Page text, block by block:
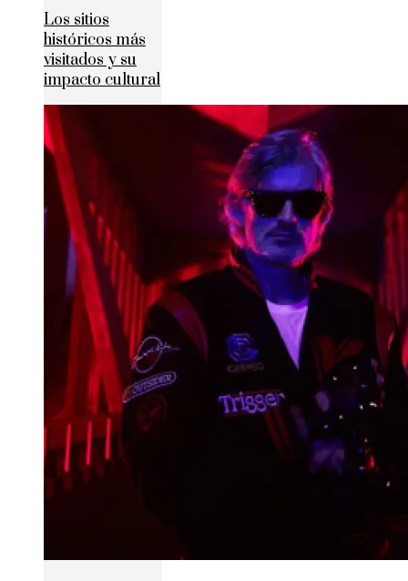
Los sitios
históricos más
visitados y su
impacto cultural